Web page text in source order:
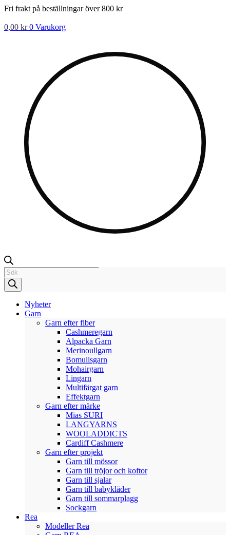
Hoppa
innehåll
Fri frakt på beställningar över 800 kr
0,00 kr 0 Varukorg
Products
search
Nyheter
Garn
Garn efter fiber
Cashmeregarn
Alpacka Garn
Merinoullgarn
Bomullsgarn
Mohairgarn
Lingarn
Multifärgat garn
Effektgarn
Garn efter märke
Mias SURI
LANGYARNS
WOOLADDICTS
Cardiff Cashmere
Garn efter projekt
Garn till mössor
Garn till tröjor och koftor
Garn till sjalar
Garn till babykläder
Garn till sommarplagg
Sockgarn
Rea
Modeller Rea